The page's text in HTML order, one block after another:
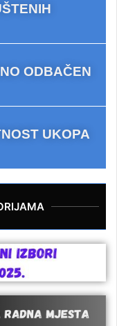
ODBAČEN
UKOPA